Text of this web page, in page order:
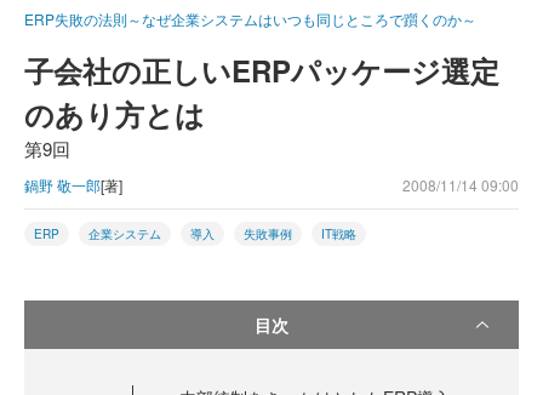
ERP失敗の法則～なぜ企業システムはいつも同じところで躓くのか～
子会社の正しいERPパッケージ選定
のあり方とは
第9回
鍋野 敬一郎[著] 2008/11/14 09:00
ERP 企業システム 導入 失敗事例 IT戦略
目次